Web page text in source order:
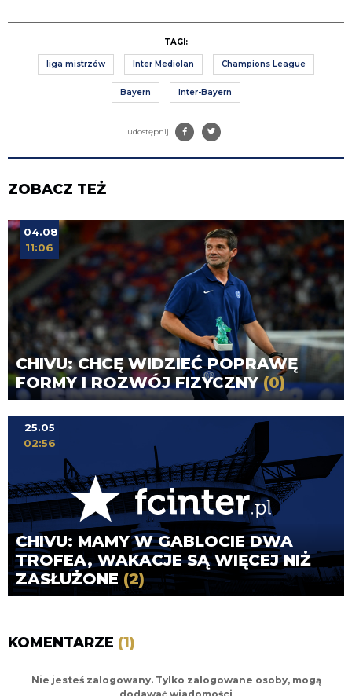
TAGI:
liga mistrzów Inter Mediolan Champions League
Bayern Inter-Bayern
udostępnij
ZOBACZ TEŻ
CHIVU: CHCĘ WIDZIEĆ POPRAWĘ
FORMY I ROZWÓJ FIZYCZNY(0)
04.08
11:06
CHIVU: MAMY W GABLOCIE DWA
TROFEA, WAKACJE SĄ WIĘCEJ NIŻ
ZASŁUŻONE (2)
25.05
02:56
KOMENTARZE (1)
Nie jesteś zalogowany. Tylko zalogowane osoby, mogą